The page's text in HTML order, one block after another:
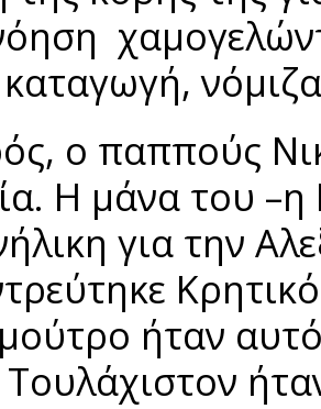
ο παππούς
Η μάνα του
για την
ήταν
Τουλάχιστον